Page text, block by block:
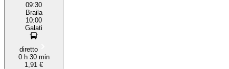
09:30
Braila
10:00
Galati
diretto
0 h 30 min
1,91 €